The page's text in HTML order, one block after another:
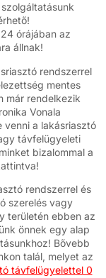
órájában az
állnak!
rendszerrel
mentes
már rendelkezik
Vonala
a lakásriasztó
távfelügyeleti
bizalommal a
rendszerrel és
szerelés vagy
területén ebben az
önnek egy alap
Bővebb
talál, melyet az
távfelügyelettel 0